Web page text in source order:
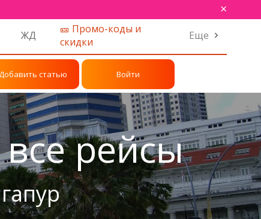
×
ЖД
🎫 Промо-коды и
скидки
Еще
статью Войти
рейсы